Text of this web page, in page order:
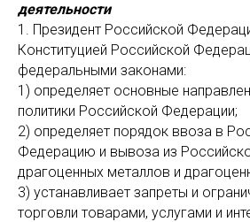
деятельности
1. Президент Российской
Конституцией Российской
федеральными законами:
1) определяет основные
политики Российской Федерации;
2) определяет порядок ввоза в
Федерацию и вывоза из
драгоценных металлов и
3) устанавливает запреты и
торговли товарами, услугами и